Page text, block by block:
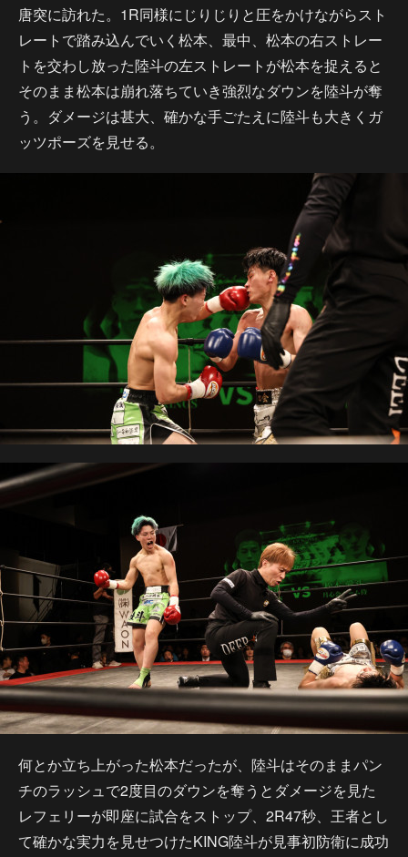
唐突に訪れた。1R同様にじりじりと圧をかけながらスト
レートで踏み込んでいく松本、最中、松本の右ストレー
トを交わし放った陸斗の左ストレートが松本を捉えると
そのまま松本は崩れ落ちていき強烈なダウンを陸斗が奪
う。ダメージは甚大、確かな手ごたえに陸斗も大きくガ
ッツポーズを見せる。
何とか立ち上がった松本だったが、陸斗はそのままパン
チのラッシュで2度目のダウンを奪うとダメージを見た
レフェリーが即座に試合をストップ、2R47秒、王者とし
て確かな実力を見せつけたKING陸斗が見事初防衛に成功